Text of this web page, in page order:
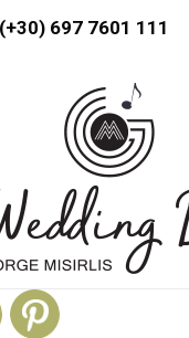
(+30) 697 7601 111